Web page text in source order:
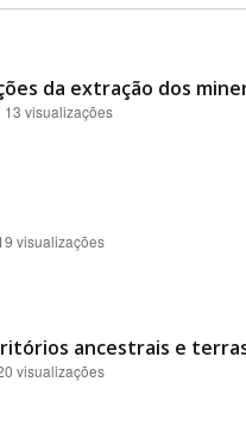
da extração dos
| 13 visualizações
visualizações
ancestrais e
visualizações